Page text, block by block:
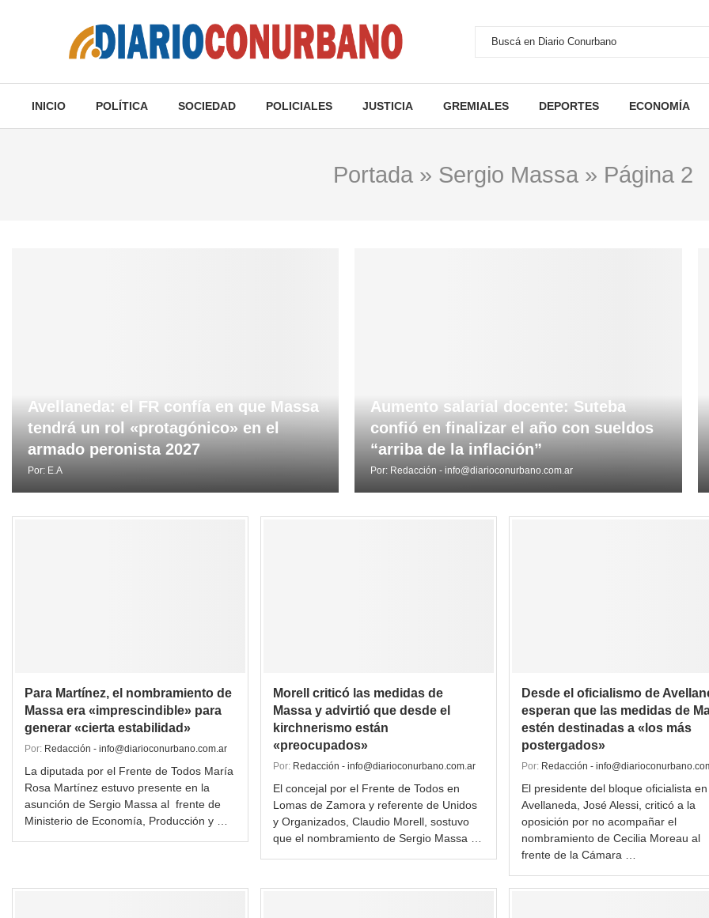
INICIO POLÍTICA SOCIEDAD POLICIALES JUSTICIA GREMIALES DEPORTES ECONOMÍA
Portada» Sergio Massa» Página 2
Avellaneda: el FR confía en que Massa
tendrá un rol «protagónico» en el
armado peronista 2027
Por: E.A
Aumento salarial docente: Suteba
confió en finalizar el año con sueldos
“arriba de la inflación”
Por: Redacción - info@diarioconurbano.com.ar
Para Martínez, el nombramiento de
Massa era «imprescindible» para
generar «cierta estabilidad»
Por: Redacción - info@diarioconurbano.com.ar
La diputada por el Frente de Todos María
Rosa Martínez estuvo presente en la
asunción de Sergio Massa al frente de
Ministerio de Economía, Producción y …
Morell criticó las medidas de
Massa y advirtió que desde el
kirchnerismo están
«preocupados»
Por: Redacción - info@diarioconurbano.com.ar
El concejal por el Frente de Todos en
Lomas de Zamora y referente de Unidos
y Organizados, Claudio Morell, sostuvo
que el nombramiento de Sergio Massa …
Desde el oficialismo de
esperan que las medidas de
estén destinadas a «los más
postergados»
Por: Redacción -
El presidente del bloque oficialista en
Avellaneda, José Alessi, criticó a la
oposición por no acompañar el
nombramiento de Cecilia Moreau al
frente de la Cámara …